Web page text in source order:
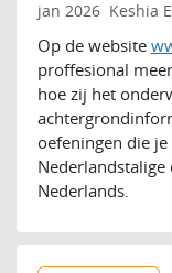
jan 2026 Keshia
Op de website
proffesional
hoe zij het
oefeningen die
Nederlands.